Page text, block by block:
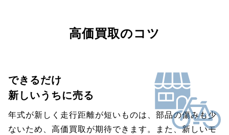
高価買取のコツ
できるだけ
新しいうちに売る
年式が新しく走行距離が短いものは、部品の傷みも少
ないため、高価買取が期待できます。また、新しいモ